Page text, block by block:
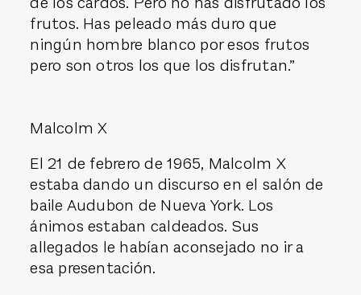
frutos. Has peleado más duro que
ningún hombre blanco por esos frutos
pero son otros los que los disfrutan.”
Malcolm X
El 21 de febrero de 1965, Malcolm X
estaba dando un discurso en el salón de
baile Audubon de Nueva York. Los
ánimos estaban caldeados. Sus
allegados le habían aconsejado no ir a
esa presentación.